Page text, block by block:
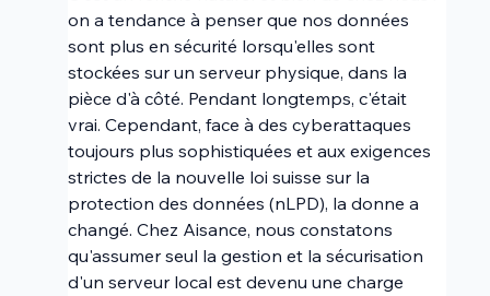
on a tendance à penser que nos données
sont plus en sécurité lorsqu'elles sont
stockées sur un serveur physique, dans la
pièce d'à côté. Pendant longtemps, c'était
vrai. Cependant, face à des cyberattaques
toujours plus sophistiquées et aux exigences
strictes de la nouvelle loi suisse sur la
protection des données (nLPD), la donne a
changé. Chez Aisance, nous constatons
qu'assumer seul la gestion et la sécurisation
d'un serveur local est devenu une charge